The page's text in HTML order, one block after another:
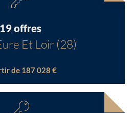
19 offres
Et Loir (28)
de 187 028 €